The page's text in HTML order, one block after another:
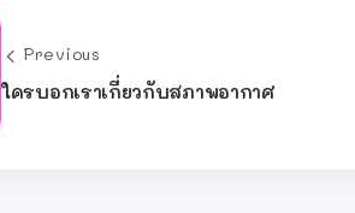
Previous
ใครบอกเราเกี่ยวกับสภาพอากาศ